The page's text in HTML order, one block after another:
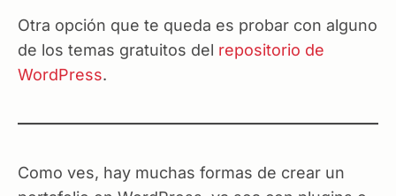
Otra opción que te queda es probar con alguno
de los temas gratuitos del repositorio de
WordPress.
Como ves, hay muchas formas de crear un